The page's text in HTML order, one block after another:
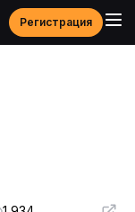
Регистрация